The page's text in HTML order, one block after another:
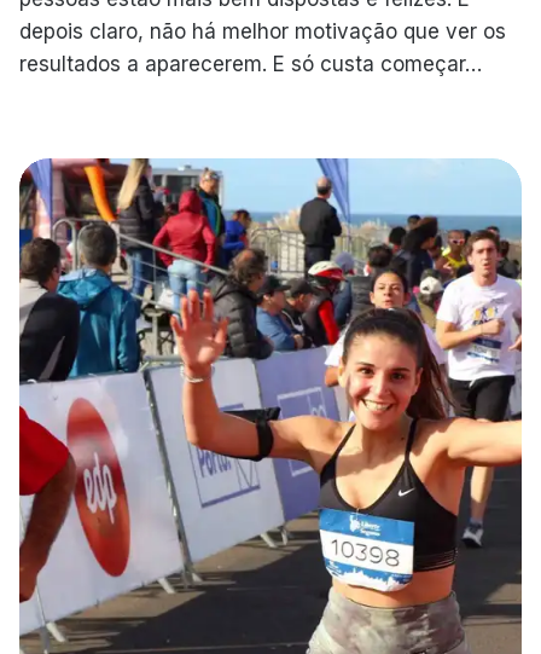
depois claro, não há melhor motivação que ver os
resultados a aparecerem. E só custa começar…